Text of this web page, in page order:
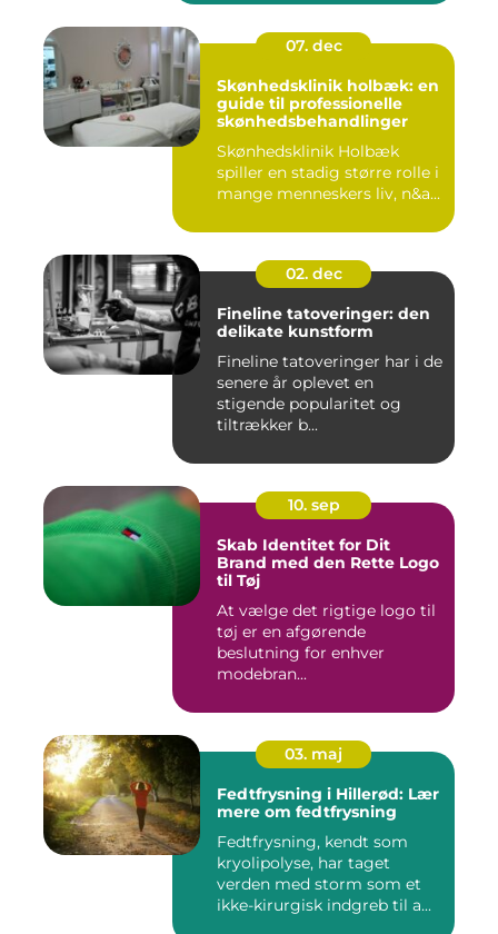
07. dec
Skønhedsklinik holbæk: en
guide til professionelle
skønhedsbehandlinger
Skønhedsklinik Holbæk
spiller en stadig større rolle i
mange menneskers liv, n&a...
02. dec
Fineline tatoveringer: den
delikate kunstform
Fineline tatoveringer har i de
senere år oplevet en
stigende popularitet og
tiltrækker b...
10. sep
Skab Identitet for Dit
Brand med den Rette Logo
til Tøj
At vælge det rigtige logo til
tøj er en afgørende
beslutning for enhver
modebran...
03. maj
Fedtfrysning i Hillerød: Lær
mere om fedtfrysning
Fedtfrysning, kendt som
kryolipolyse, har taget
verden med storm som et
ikke-kirurgisk indgreb til a...